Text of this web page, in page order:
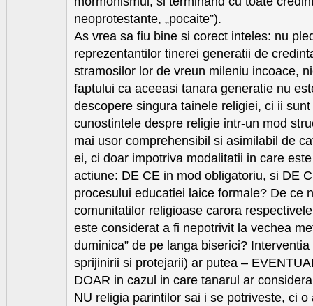
neoprotestante, „pocaite”).
As vrea sa fiu bine si corect inteles: nu
reprezentantilor tinerei generatii de
stramosilor lor de vreun mileniu incoace,
faptului ca aceeasi tanara generatie nu
descopere singura tainele religiei, ci ii
cunostintele despre religie intr-un mod
mai usor comprehensibil si asimilabil de
ei, ci doar impotriva modalitatii in care
actiune: DE CE in mod obligatoriu, si DE
procesului educatiei laice formale? De ce
comunitatilor religioase carora
este considerat a fi nepotrivit la vechea
duminica” de pe langa biserici?
sprijinirii si protejarii) ar putea –
DOAR in cazul in care tanarul ar
NU religia parintilor sai i se potriveste, ci o